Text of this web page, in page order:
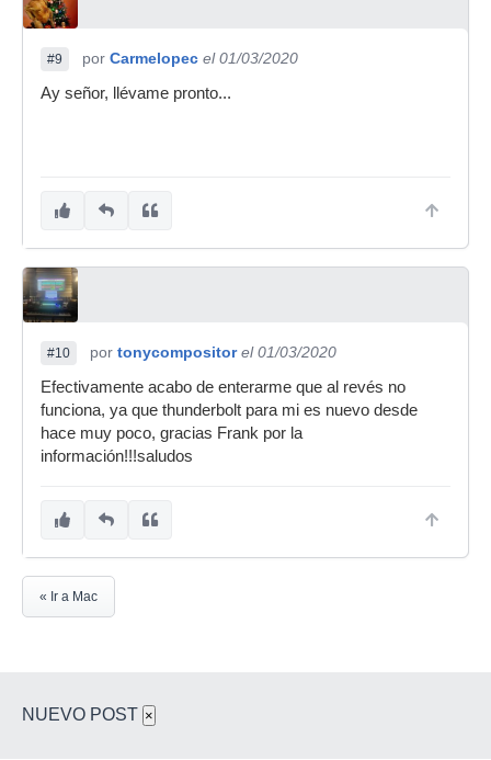
#9 por Carmelopec el 01/03/2020
Ay señor, llévame pronto...
#10 por tonycompositor el 01/03/2020
Efectivamente acabo de enterarme que al revés no
funciona, ya que thunderbolt para mi es nuevo desde
hace muy poco, gracias Frank por la
información!!!saludos
« Ir a Mac
NUEVO POST ×